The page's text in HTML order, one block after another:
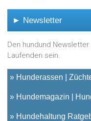
► Newsletter
Den hundund
Laufenden sein.
» Hunderassen
» Hundemagazin
» Hundehaltung